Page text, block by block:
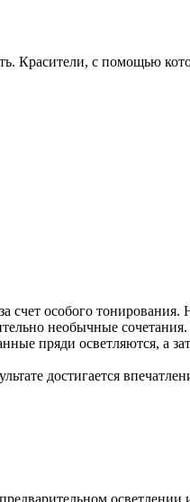
Красители, с помощью
особого тонирования.
необычные сочетания.
пряди осветляются, а
достигается
осветлении